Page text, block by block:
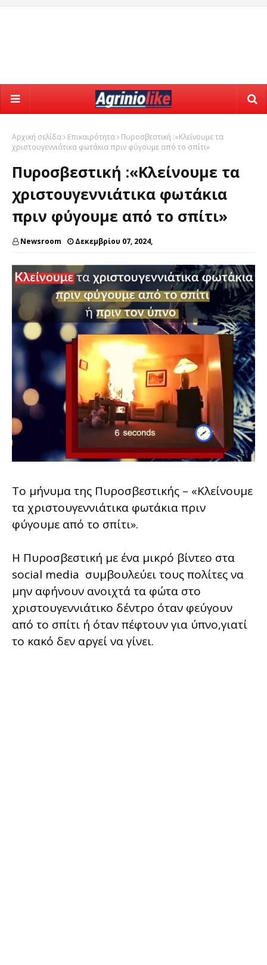
Αρχική σελίδα Επικαιρότητα
Πυροσβεστική :«Κλείνουμε τα
χριστουγεννιάτικα φωτάκια πριν φύγουμε από το σπίτι»
Πυροσβεστική :«Κλείνουμε τα
χριστουγεννιάτικα φωτάκια
πριν φύγουμε από το σπίτι»
Newsroom Δεκεμβρίου 07, 2024,
Το μήνυμα της Πυροσβεστικής – «Κλείνουμε
τα χριστουγεννιάτικα φωτάκια πριν
φύγουμε από το σπίτι».
Η Πυροσβεστική με ένα μικρό βίντεο στα
social media συμβουλεύει τους πολίτες να
μην αφήνουν ανοιχτά τα φώτα στο
χριστουγεννιάτικο δέντρο όταν φεύγουν
από το σπίτι ή όταν πέφτουν για ύπνο,γιατί
το κακό δεν αργεί να γίνει.